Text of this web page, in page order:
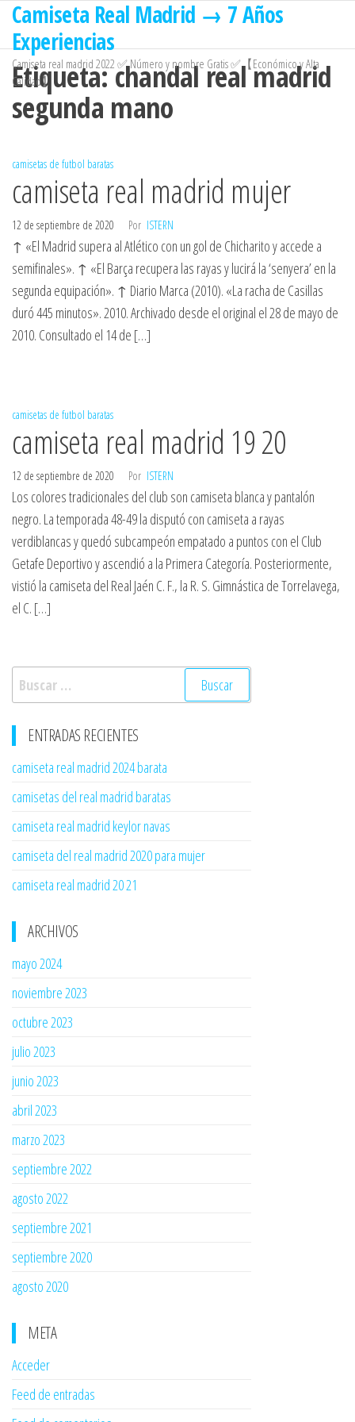
Saltar
contenido
Camiseta Real Madrid → 7 Años
Experiencias
Camiseta real madrid 2022 ✅ Número y nombre Gratis ✅【Económico y Alta
Calidad】
Etiqueta:chandal real madrid
segunda mano
camisetas de futbol baratas
camiseta real madrid mujer
12 de septiembre de 2020 Por ISTERN
↑ «El Madrid supera al Atlético con un gol de Chicharito y accede a
semifinales». ↑ «El Barça recupera las rayas y lucirá la ‘senyera’ en la
segunda equipación». ↑ Diario Marca (2010). «La racha de Casillas
duró 445 minutos». 2010. Archivado desde el original el 28 de mayo de
2010. Consultado el 14 de […]
camisetas de futbol baratas
camiseta real madrid 19 20
12 de septiembre de 2020 Por ISTERN
Los colores tradicionales del club son camiseta blanca y pantalón
negro. La temporada 48-49 la disputó con camiseta a rayas
verdiblancas y quedó subcampeón empatado a puntos con el Club
Getafe Deportivo y ascendió a la Primera Categoría. Posteriormente,
vistió la camiseta del Real Jaén C. F., la R. S. Gimnástica de Torrelavega,
el C. […]
Buscar:
ENTRADAS RECIENTES
camiseta real madrid 2024 barata
camisetas del real madrid baratas
camiseta real madrid keylor navas
camiseta del real madrid 2020 para mujer
camiseta real madrid 20 21
ARCHIVOS
mayo 2024
noviembre 2023
octubre 2023
julio 2023
junio 2023
abril 2023
marzo 2023
septiembre 2022
agosto 2022
septiembre 2021
septiembre 2020
agosto 2020
META
Acceder
Feed de entradas